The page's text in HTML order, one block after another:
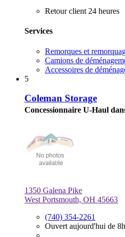
Retour client 24 heures
Services
Remorques et
Camions de
Accessoires de
5
Coleman Storage
Concessionnaire U-Haul
1350 Galena Pike
West Portsmouth, OH 45663
(740) 354-2261
Ouvert aujourd'hui de